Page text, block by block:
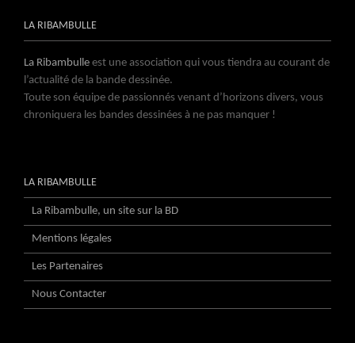
LA RIBAMBULLE
La Ribambulle est une association qui vous tiendra au courant de
l’actualité de la bande dessinée.
Toute son équipe de passionnés venant d’horizons divers, vous
chroniquera les bandes dessinées à ne pas manquer !
LA RIBAMBULLE
La Ribambulle, un site sur la BD
Mentions légales
Les Partenaires
Nous Contacter